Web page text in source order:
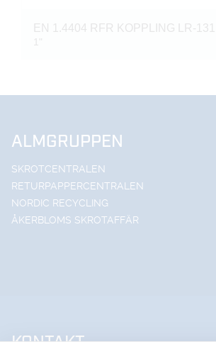
EN 1.4404 RFR KOPPLING LR-131
ALMGRUPPEN
SKROTCENTRALEN
RETURPAPPERCENTRALEN
NORDIC RECYCLING
ÅKERBLOMS SKROTAFFÄR
KONTAKT